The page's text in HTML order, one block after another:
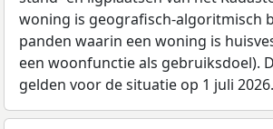
woning is geografisch-algoritmisch
panden waarin een woning is
een woonfunctie als gebruiksdoel).
gelden voor de situatie op 1 juli 2026.